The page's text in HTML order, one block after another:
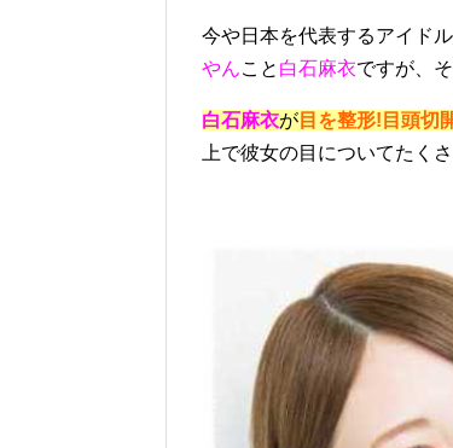
今や日本を代表するアイド
やんこと 白石麻衣ですが、
白石麻衣が 目を整形!目頭切
上で彼女の目についてたく